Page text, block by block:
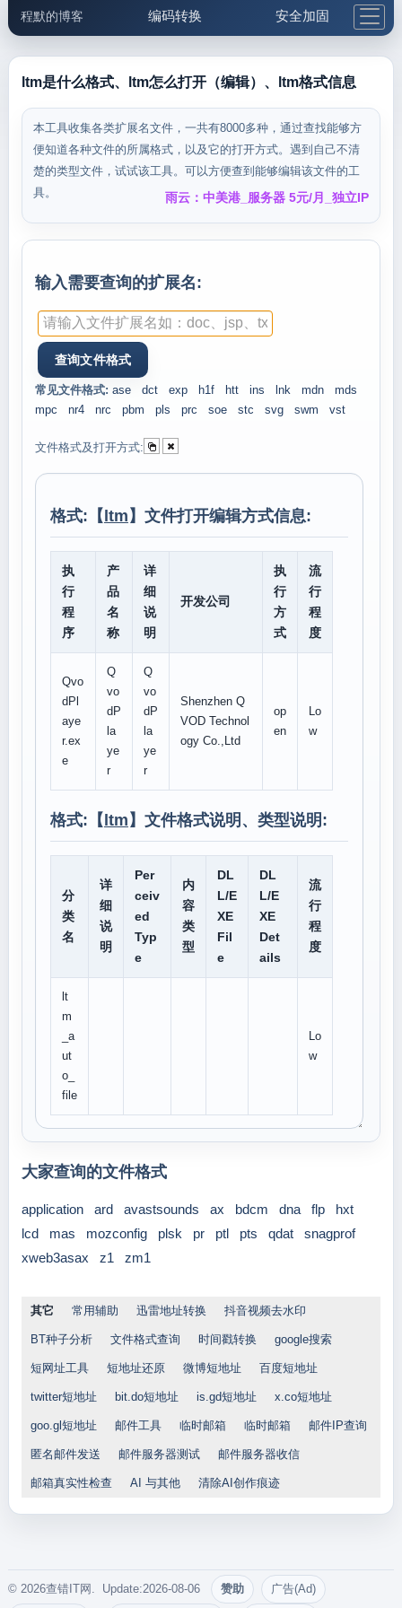
程默的博客 编码转换 安全加固
邮件工具 生活便民 更多工具
5.1支付宝大红包
ltm是什么格式、ltm怎么打开（编辑）、ltm格式信息
本工具收集各类扩展名文件，一共有8000多种，通过查找能够方
便知道各种文件的所属格式，以及它的打开方式。遇到自己不清
楚的类型文件，试试该工具。可以方便查到能够编辑该文件的工
具。
雨云：中美港_服务器 5元/月_独立IP
输入需要查询的扩展名:
常见文件格式: ase dct exp h1f htt ins lnk mdn
mds
mpc
nr4 nrc pbm pls prc soe stc svg swm vst
文件格式及打开方式:
格式:【 ltm 】文件打开编辑方式信息:
执
行
程
序
产
品
名
称
详
细
说
明
开发公司
执
行
方
式
流
行
程
度
Qvo
dPl
aye
r.ex
e
Q
vo
dP
la
ye
r
Q
vo
dP
la
ye
r
Shenzhen Q
VOD Technol
ogy Co.,Ltd
op
en
Lo
w
格式:【 ltm 】文件格式说明、类型说明:
分
类
名
详
细
说
明
Per
ceiv
ed
Typ
e
内
容
类
型
DL
L/E
XE
Fil
e
DL
L/E
XE
Det
ails
流
行
程
度
lt
m
_a
ut
o_
file
Lo
w
大家查询的文件格式
application ard avastsounds ax bdcm dna flp
hxt
lcd
mas mozconfig plsk pr ptl pts qdat
snagprof
xweb3asax
z1 zm1
其它 常用辅助 迅雷地址转换 抖音视频去水印
BT种子分析 文件格式查询 时间戳转换 google搜索
短网址工具 短地址还原 微博短地址 百度短地址
twitter短地址 bit.do短地址 is.gd短地址 x.co短地址
goo.gl短地址 邮件工具 临时邮箱 临时邮箱 邮件IP查询
匿名邮件发送 邮件服务器测试 邮件服务器收信
邮箱真实性检查 AI 与其他 清除AI创作痕迹
© 2026查错IT网. Update:2026-08-06 赞助 广告(Ad)